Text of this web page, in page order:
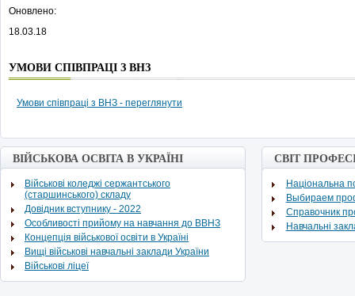
Оновлено:
18.03.18
УМОВИ СПІВПРАЦІ З ВНЗ
Умови співпраці з ВНЗ - переглянути
ВІЙСЬКОВА ОСВІТА В УКРАЇНІ
Військові коледжі сержантського
(старшинського) складу
Довідник вступнику - 2022
Особливості прийому на навчання до ВВНЗ
Концепція військової освіти в Україні
Вищі військові навчальні заклади України
Військові ліцеї
СВІТ
Національна
Выбираем
Cправочник
Навчальні